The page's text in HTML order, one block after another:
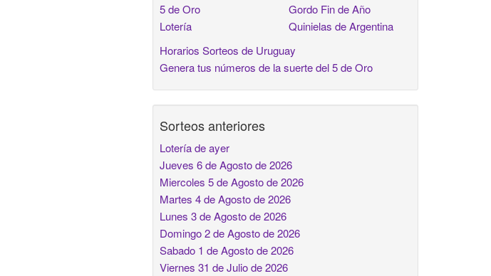
5 de Oro
Lotería
Gordo Fin de Año
Quinielas de Argentina
Horarios Sorteos de Uruguay
Genera tus números de la suerte del 5 de Oro
Sorteos anteriores
Lotería de ayer
Jueves 6 de Agosto de 2026
Miercoles 5 de Agosto de 2026
Martes 4 de Agosto de 2026
Lunes 3 de Agosto de 2026
Domingo 2 de Agosto de 2026
Sabado 1 de Agosto de 2026
Viernes 31 de Julio de 2026